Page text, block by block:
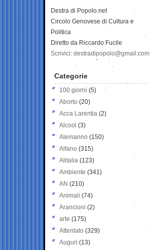
Destra di Popolo.net
Circolo Genovese di Cultura e
Politica
Diretto da Riccardo Fucile
Scrivici: destradipopolo@gmail.com
Categorie
100 giorni (5)
Aborto (20)
Acca Larentia (2)
Alcool (3)
Alemanno (150)
Alfano (315)
Alitalia (123)
Ambiente (341)
AN (210)
Animali (74)
Arancioni (2)
arte (175)
Attentato (329)
Auguri (13)